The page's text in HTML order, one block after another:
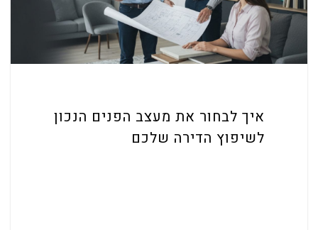
איך לבחור את מעצב הפנים הנכון
לשיפוץ הדירה שלכם